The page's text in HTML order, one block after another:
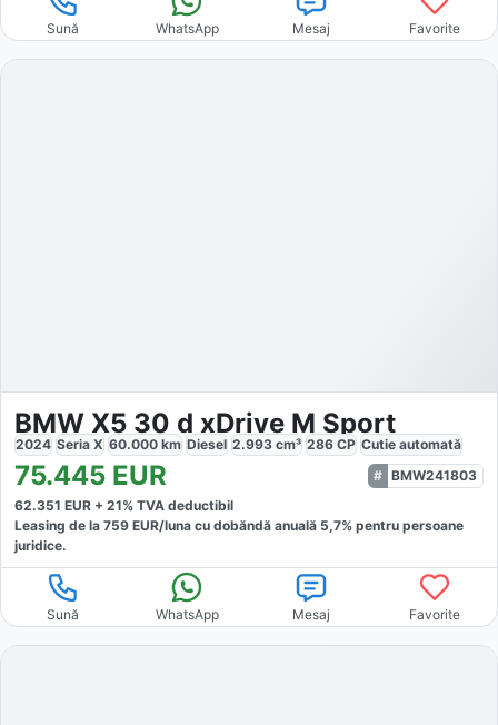
Sună WhatsApp Mesaj Favorite
BMW X5 30 d xDrive M Sport
2024 Seria X 60.000 km Diesel 2.993 cm³ 286 CP Cutie automată
75.445 EUR
BMW241803
62.351 EUR + 21% TVA deductibil
Leasing de la 759 EUR/luna cu dobăndă anuală 5,7% pentru persoane
juridice.
Sună WhatsApp Mesaj Favorite